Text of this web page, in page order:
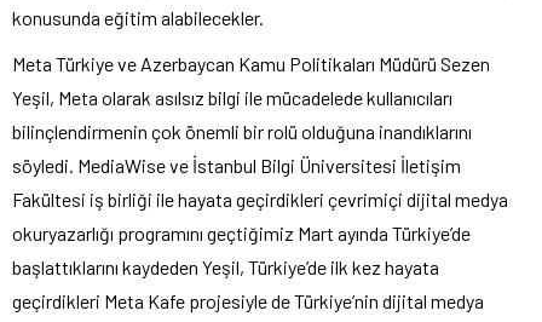
konusunda eğitim alabilecekler.
Meta Türkiye ve Azerbaycan Kamu Politikaları Müdürü Sezen
Yeşil, Meta olarak asılsız bilgi ile mücadelede kullanıcıları
bilinçlendirmenin çok önemli bir rolü olduğuna inandıklarını
söyledi. MediaWise ve İstanbul Bilgi Üniversitesi İletişim
Fakültesi iş birliği ile hayata geçirdikleri çevrimiçi dijital medya
okuryazarlığı programını geçtiğimiz Mart ayında Türkiye’de
başlattıklarını kaydeden Yeşil, Türkiye’de ilk kez hayata
geçirdikleri Meta Kafe projesiyle de Türkiye’nin dijital medya